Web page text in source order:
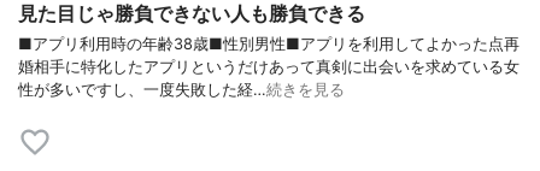
見た目じゃ勝負できない人も勝負できる
■アプリ利用時の年齢38歳■性別男性■アプリを利用してよかった点再
婚相手に特化したアプリというだけあって真剣に出会いを求めている女
性が多いですし、一度失敗した経…続きを見る